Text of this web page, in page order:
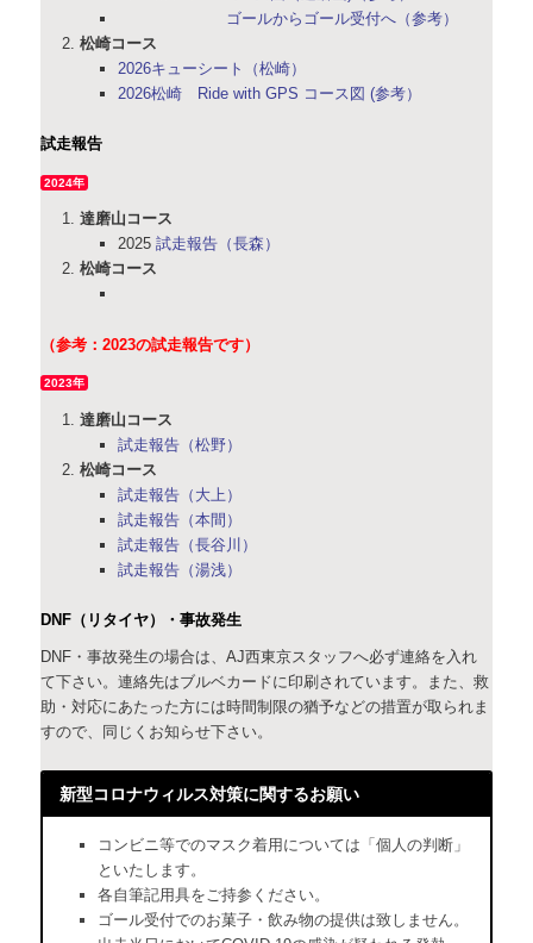
ゴールからゴール受付へ（参考）
松崎コース
2026キューシート（松崎）
2026松崎 Ride with GPS コース図 (参考）
試走報告
2024年
達磨山コース
2025試走報告（長森）
松崎コース
（参考：2023の試走報告です）
2023年
達磨山コース
試走報告（松野）
松崎コース
試走報告（大上）
試走報告（本間）
試走報告（長谷川）
試走報告（湯浅）
DNF（リタイヤ）・事故発生
DNF・事故発生の場合は、AJ西東京スタッフへ必ず連絡を入れ
て下さい。連絡先はブルベカードに印刷されています。また、救
助・対応にあたった方には時間制限の猶予などの措置が取られま
すので、同じくお知らせ下さい。
新型コロナウィルス対策に関するお願い
コンビニ等でのマスク着用については「個人の判断」
といたします。
各自筆記用具をご持参ください。
ゴール受付でのお菓子・飲み物の提供は致しません。